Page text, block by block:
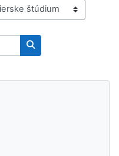
Vyhľadať kurzy